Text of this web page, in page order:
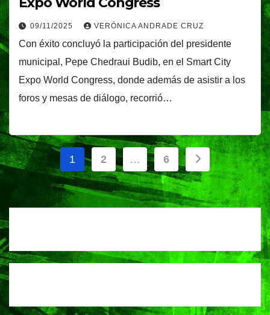
09/11/2025 VERÓNICA ANDRADE CRUZ
Con éxito concluyó la participación del presidente
municipal, Pepe Chedraui Budib, en el Smart City
Expo World Congress, donde además de asistir a los
foros y mesas de diálogo, recorrió…
Paginación
de
entradas
1 2 … 6